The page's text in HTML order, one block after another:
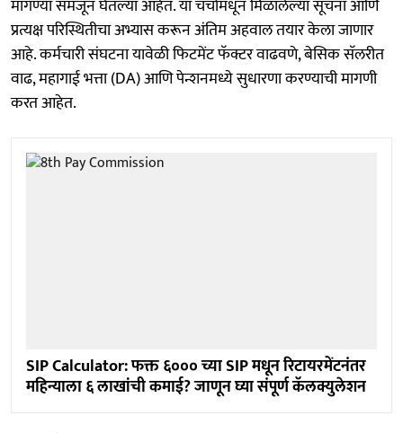
मागण्या समजून घेतल्या आहेत. या चर्चांमधून मिळालेल्या सूचना आणि
प्रत्यक्ष परिस्थितीचा अभ्यास करून अंतिम अहवाल तयार केला जाणार
आहे. कर्मचारी संघटना यावेळी फिटमेंट फॅक्टर वाढवणे, बेसिक सॅलरीत
वाढ, महागाई भत्ता (DA) आणि पेन्शनमध्ये सुधारणा करण्याची मागणी
करत आहेत.
SIP Calculator: फक्त ६००० च्या SIP मधून रिटायरमेंटनंतर
महिन्याला ६ लाखांची कमाई? जाणून घ्या संपूर्ण कॅलक्युलेशन